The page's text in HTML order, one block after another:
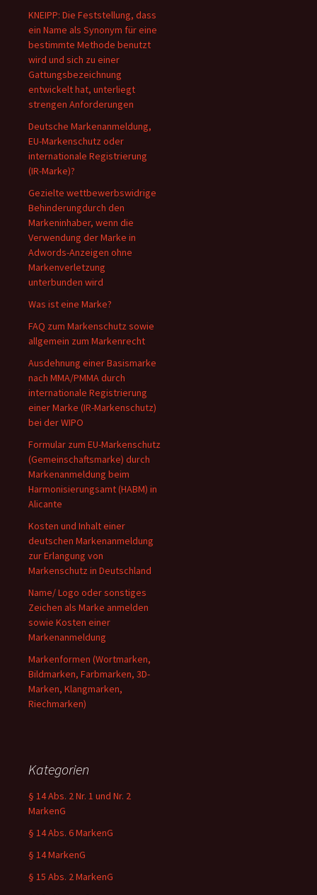
KNEIPP: Die Feststellung, dass
ein Name als Synonym für eine
bestimmte Methode benutzt
wird und sich zu einer
Gattungsbezeichnung
entwickelt hat, unterliegt
strengen Anforderungen
Deutsche Markenanmeldung,
EU-Markenschutz oder
internationale Registrierung
(IR-Marke)?
Gezielte wettbewerbswidrige
Behinderungdurch den
Markeninhaber, wenn die
Verwendung der Marke in
Adwords-Anzeigen ohne
Markenverletzung
unterbunden wird
Was ist eine Marke?
FAQ zum Markenschutz sowie
allgemein zum Markenrecht
Ausdehnung einer Basismarke
nach MMA/PMMA durch
internationale Registrierung
einer Marke (IR-Markenschutz)
bei der WIPO
Formular zum EU-Markenschutz
(Gemeinschaftsmarke) durch
Markenanmeldung beim
Harmonisierungsamt (HABM) in
Alicante
Kosten und Inhalt einer
deutschen Markenanmeldung
zur Erlangung von
Markenschutz in Deutschland
Name/ Logo oder sonstiges
Zeichen als Marke anmelden
sowie Kosten einer
Markenanmeldung
Markenformen (Wortmarken,
Bildmarken, Farbmarken, 3D-
Marken, Klangmarken,
Riechmarken)
Kategorien
§ 14 Abs. 2 Nr. 1 und Nr. 2
MarkenG
§ 14 Abs. 6 MarkenG
§ 14 MarkenG
§ 15 Abs. 2 MarkenG